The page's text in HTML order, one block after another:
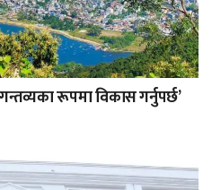
गन्तव्यका रूपमा विकास गर्नुपर्छ’